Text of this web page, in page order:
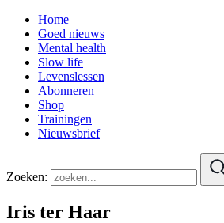
Home
Goed nieuws
Mental health
Slow life
Levenslessen
Abonneren
Shop
Trainingen
Nieuwsbrief
Zoeken:
Iris ter Haar